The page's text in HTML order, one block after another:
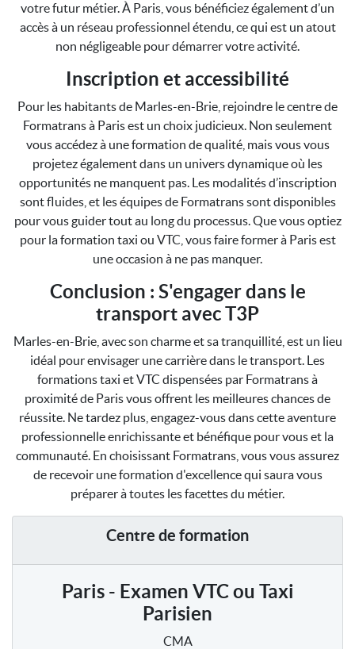
votre futur métier. À Paris, vous bénéficiez également d’un
accès à un réseau professionnel étendu, ce qui est un atout
non négligeable pour démarrer votre activité.
Inscription et accessibilité
Pour les habitants de Marles-en-Brie, rejoindre le centre de
Formatrans à Paris est un choix judicieux. Non seulement
vous accédez à une formation de qualité, mais vous vous
projetez également dans un univers dynamique où les
opportunités ne manquent pas. Les modalités d’inscription
sont fluides, et les équipes de Formatrans sont disponibles
pour vous guider tout au long du processus. Que vous optiez
pour la formation taxi ou VTC, vous faire former à Paris est
une occasion à ne pas manquer.
Conclusion : S'engager dans le
transport avec T3P
Marles-en-Brie, avec son charme et sa tranquillité, est un lieu
idéal pour envisager une carrière dans le transport. Les
formations taxi et VTC dispensées par Formatrans à
proximité de Paris vous offrent les meilleures chances de
réussite. Ne tardez plus, engagez-vous dans cette aventure
professionnelle enrichissante et bénéfique pour vous et la
communauté. En choisissant Formatrans, vous vous assurez
de recevoir une formation d'excellence qui saura vous
préparer à toutes les facettes du métier.
Centre de formation
Paris - Examen VTC ou Taxi
Parisien
CMA